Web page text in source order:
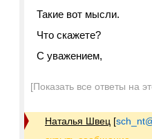
Такие вот мысли.
Что скажете?
С уважением,
[Показать все ответы на
Наталья Швец [